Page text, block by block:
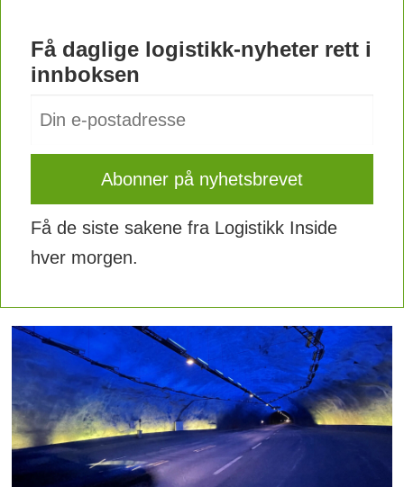
Få daglige logistikk-nyheter rett i
innboksen
Få de siste sakene fra Logistikk Inside
hver morgen.